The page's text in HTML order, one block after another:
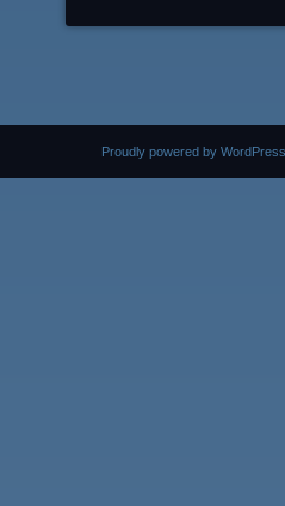
Proudly powered by WordPress